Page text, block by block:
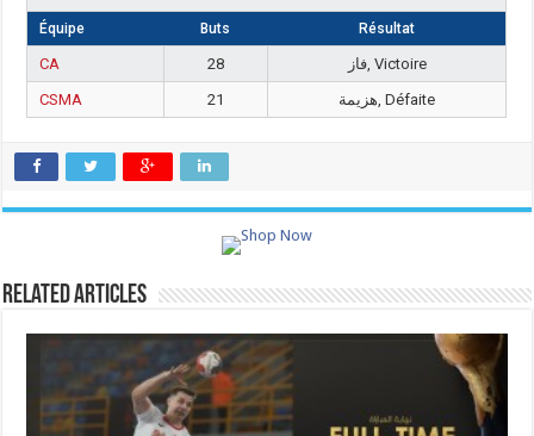
Équipe Buts Résultat
CA 28
فاز, Victoire
CSMA
21 هزيمة, Défaite
Related Articles